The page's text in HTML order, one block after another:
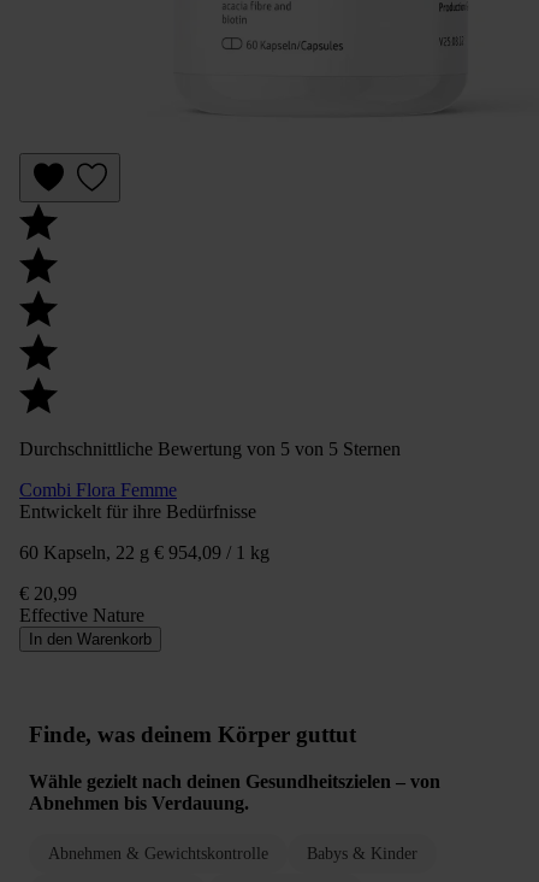
Durchschnittliche Bewertung von 5 von 5 Sternen
Combi Flora Femme
Entwickelt für ihre Bedürfnisse
60 Kapseln, 22 g € 954,09 / 1 kg
€ 20,99
Effective Nature
In den Warenkorb
Finde, was deinem Körper guttut
Wähle gezielt nach deinen Gesundheitszielen – von
Abnehmen bis Verdauung.
Abnehmen & Gewichtskontrolle Babys & Kinder